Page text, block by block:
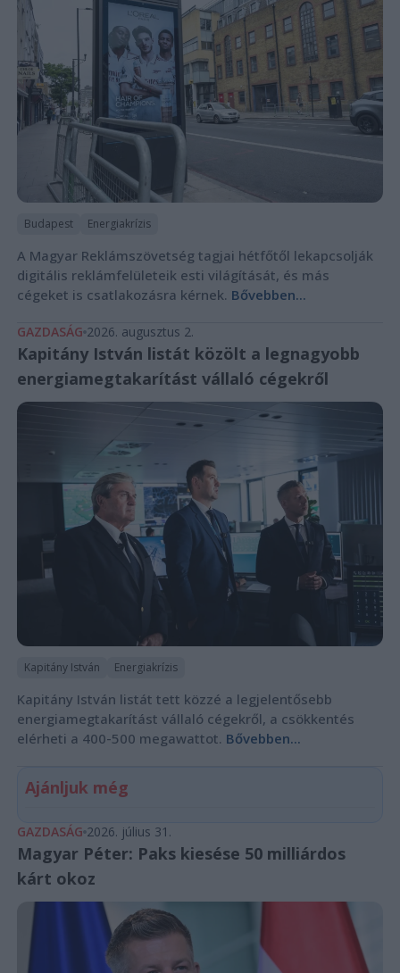
Budapest Energiakrízis
A Magyar Reklámszövetség tagjai hétfőtől lekapcsolják
digitális reklámfelületeik esti világítását, és más
cégeket is csatlakozásra kérnek. Bővebben...
GAZDASÁG 2026. augusztus 2.
Kapitány István listát közölt a legnagyobb
energiamegtakarítást vállaló cégekről
Kapitány István Energiakrízis
Kapitány István listát tett közzé a legjelentősebb
energiamegtakarítást vállaló cégekről, a csökkentés
elérheti a 400-500 megawattot. Bővebben...
Ajánljuk még
GAZDASÁG 2026. július 31.
Magyar Péter: Paks kiesése 50 milliárdos
kárt okoz